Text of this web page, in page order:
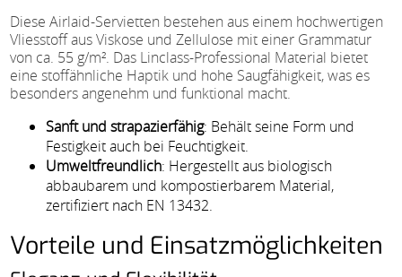
Diese Airlaid-Servietten bestehen aus einem hochwertigen
Vliesstoff aus Viskose und Zellulose mit einer Grammatur
von ca. 55 g/m². Das Linclass-Professional Material bietet
eine stoffähnliche Haptik und hohe Saugfähigkeit, was es
besonders angenehm und funktional macht.
Sanft und strapazierfähig: Behält seine Form und
Festigkeit auch bei Feuchtigkeit.
Umweltfreundlich: Hergestellt aus biologisch
abbaubarem und kompostierbarem Material,
zertifiziert nach EN 13432.
Vorteile und Einsatzmöglichkeiten